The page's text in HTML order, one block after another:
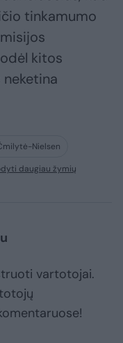
tinkamumo
kitos
Nielsen
daugiau žymių
vartotojai.